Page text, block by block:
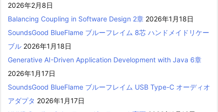
2026年2月8日
Balancing Coupling in Software Design 2章 2026年1月18日
SoundsGood BlueFlame ブルーフレイム 8芯 ハンドメイドリケー
ブル 2026年1月18日
Generative AI-Driven Application Development with Java 6章
2026年1月17日
SoundsGood BlueFlame ブルーフレイム USB Type-C オーディオ
アダプタ 2026年1月17日